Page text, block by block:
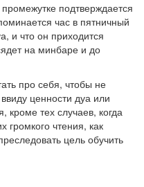
подтверждается
час в пятничный
и что он приходится
на минбаре и до
про себя, чтобы не
ценности дуа или
кроме тех случаев, когда
громкого чтения, как
цель обучить